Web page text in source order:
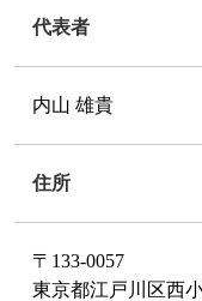
代表者
内山 雄貴
住所
〒133-0057
東京都江戸川区西